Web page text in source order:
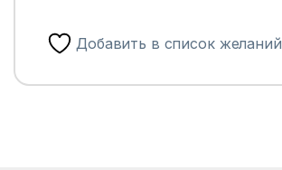
Добавить в список желаний